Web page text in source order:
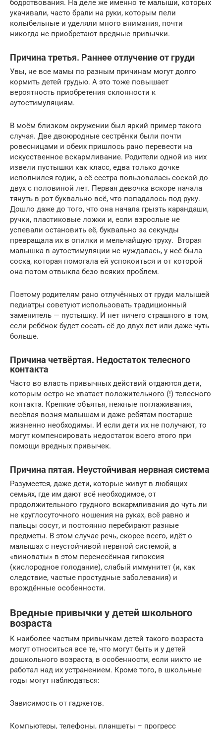
бодрствования. На деле же именно те малыши, которых
укачивали, часто брали на руки, которым пели
колыбельные и уделяли много внимания, почти
никогда не приобретают вредные привычки.
Причина третья. Раннее отлучение от груди
Увы, не все мамы по разным причинам могут долго
кормить детей грудью. А это тоже повышает
вероятность приобретения склонности к
аутостимуляциям.
В моём близком окружении был яркий пример такого
случая. Две двоюродные сестрёнки были почти
ровесницами и обеих пришлось рано перевести на
искусственное вскармливание. Родители одной из них
извели пустышки как класс, едва только дочке
исполнился годик, а её сестра пользовалась соской до
двух с половиной лет. Первая девочка вскоре начала
тянуть в рот буквально всё, что попадалось под руку.
Дошло даже до того, что она начала грызть карандаши,
ручки, пластиковые ложки и, если взрослые не
успевали остановить её, буквально за секунды
превращала их в опилки и мельчайшую труху. Вторая
малышка в аутостимуляции не нуждалась, у неё была
соска, которая помогала ей успокоиться и от которой
она потом отвыкла безо всяких проблем.
Поэтому родителям рано отлучённых от груди малышей
педиатры советуют использовать традиционный
заменитель — пустышку. И нет ничего страшного в том,
если ребёнок будет сосать её до двух лет или даже чуть
больше.
Причина четвёртая. Недостаток телесного
контакта
Часто во власть привычных действий отдаются дети,
которым остро не хватает положительного (!) телесного
контакта. Крепкие объятья, нежные поглаживания,
весёлая возня малышам и даже ребятам постарше
жизненно необходимы. И если дети их не получают, то
могут компенсировать недостаток всего этого при
помощи вредных привычек.
Причина пятая. Неустойчивая нервная система
Разумеется, даже дети, которые живут в любящих
семьях, где им дают всё необходимое, от
продолжительного грудного вскармливания до чуть ли
не круглосуточного ношения на руках, всё равно и
пальцы сосут, и постоянно перебирают разные
предметы. В этом случае речь, скорее всего, идёт о
малышах с неустойчивой нервной системой, а
«виноваты» в этом перенесённая гипоксия
(кислородное голодание), слабый иммунитет (и, как
следствие, частые простудные заболевания) и
врождённые особенности.
Вредные привычки у детей школьного
возраста
К наиболее частым привычкам детей такого возраста
могут относиться все те, что могут быть и у детей
дошкольного возраста, в особенности, если никто не
работал над их устранением. Кроме того, в школьные
годы могут наблюдаться:
Зависимость от гаджетов.
Компьютеры, телефоны, планшеты – прогресс